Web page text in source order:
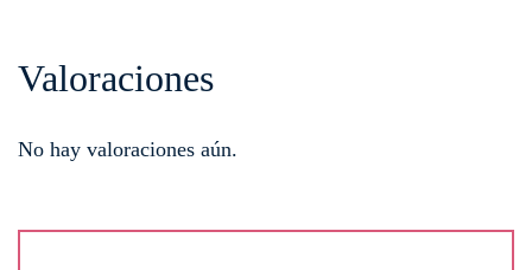
Valoraciones
No hay valoraciones aún.